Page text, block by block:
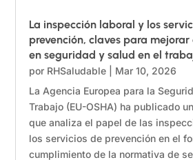
La inspección laboral y los
prevención, claves para
en seguridad y salud en el
por RHSaludable
Mar 10, 2026
La Agencia Europea para la
Trabajo (EU-OSHA) ha publicado
que analiza el papel de las
los servicios de prevención en el
cumplimiento de la normativa de